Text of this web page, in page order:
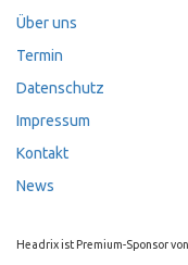
Über uns
Termin
Datenschutz
Impressum
Kontakt
News
Headrix ist Premium-Sponsor